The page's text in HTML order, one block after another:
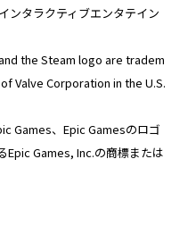
ンタラクティブエンタテイン
the Steam logo are tradem
Valve Corporation in the U.S.
Games、Epic Gamesのロゴ
Epic Games, Inc.の商標または